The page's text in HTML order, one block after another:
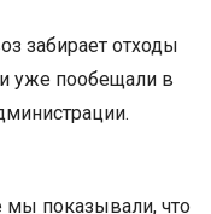
забирает отходы
уже пообещали в
мы показывали, что